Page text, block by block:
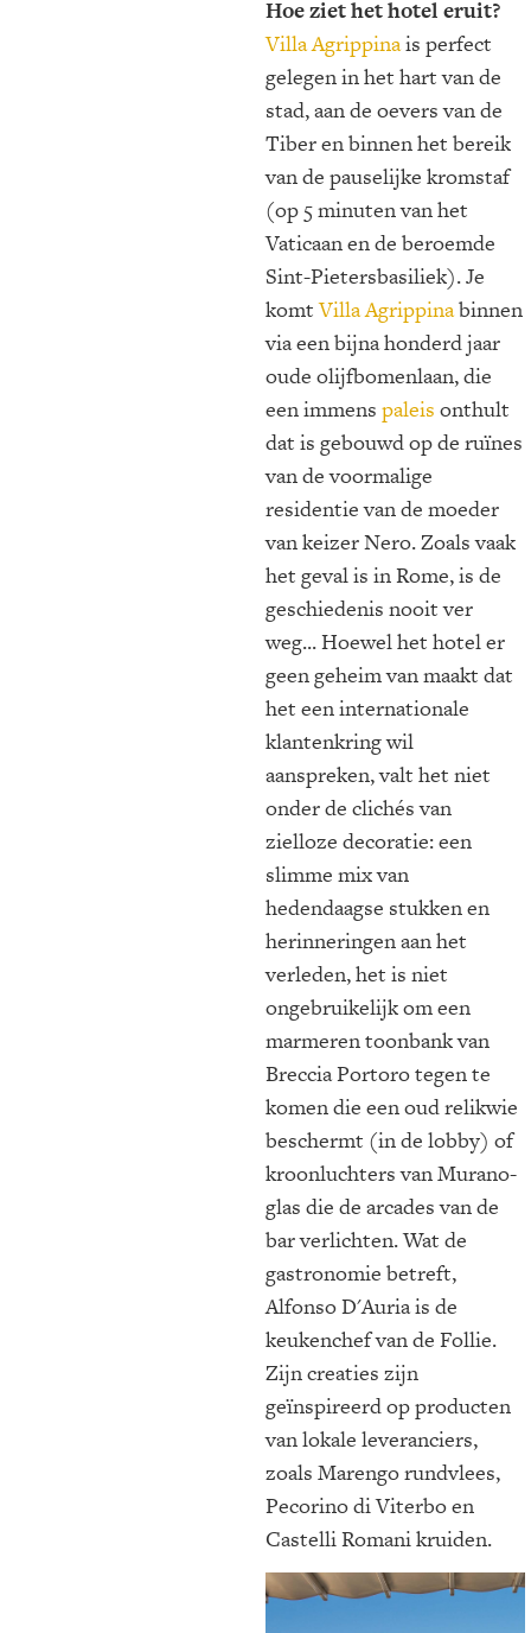
Hoe ziet het hotel eruit?
Villa Agrippinais perfect
gelegen in het hart van de
stad, aan de oevers van de
Tiber en binnen het bereik
van de pauselijke kromstaf
(op 5 minuten van het
Vaticaan en de beroemde
Sint-Pietersbasiliek). Je
komtVilla Agrippinabinnen
via een bijna honderd jaar
oude olijfbomenlaan, die
een immens paleis onthult
dat is gebouwd op de ruïnes
van de voormalige
residentie van de moeder
van keizer Nero. Zoals vaak
het geval is in Rome, is de
geschiedenis nooit ver
weg... Hoewel het hotel er
geen geheim van maakt dat
het een internationale
klantenkring wil
aanspreken, valt het niet
onder de clichés van
zielloze decoratie: een
slimme mix van
hedendaagse stukken en
herinneringen aan het
verleden, het is niet
ongebruikelijk om een
marmeren toonbank van
Breccia Portoro tegen te
komen die een oud relikwie
beschermt (in de lobby) of
kroonluchters van Murano-
glas die de arcades van de
bar verlichten. Wat de
gastronomie betreft,
Alfonso D'Auria is de
keukenchef van de Follie.
Zijn creaties zijn
geïnspireerd op producten
van lokale leveranciers,
zoals Marengo rundvlees,
Pecorino di Viterbo en
Castelli Romani kruiden.